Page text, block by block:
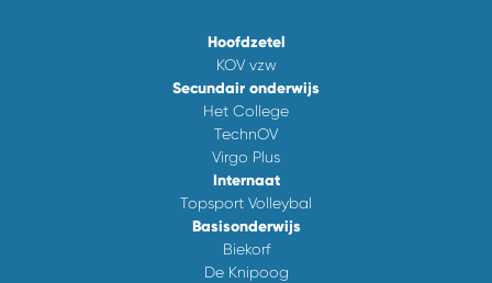
Hoofdzetel
KOV vzw
Secundair onderwijs
Het College
TechnOV
Virgo Plus
Internaat
Topsport Volleybal
Basisonderwijs
Biekorf
De Knipoog